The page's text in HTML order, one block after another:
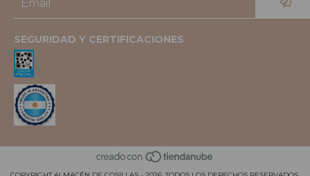
SEGURIDAD Y CERTIFICACIONES